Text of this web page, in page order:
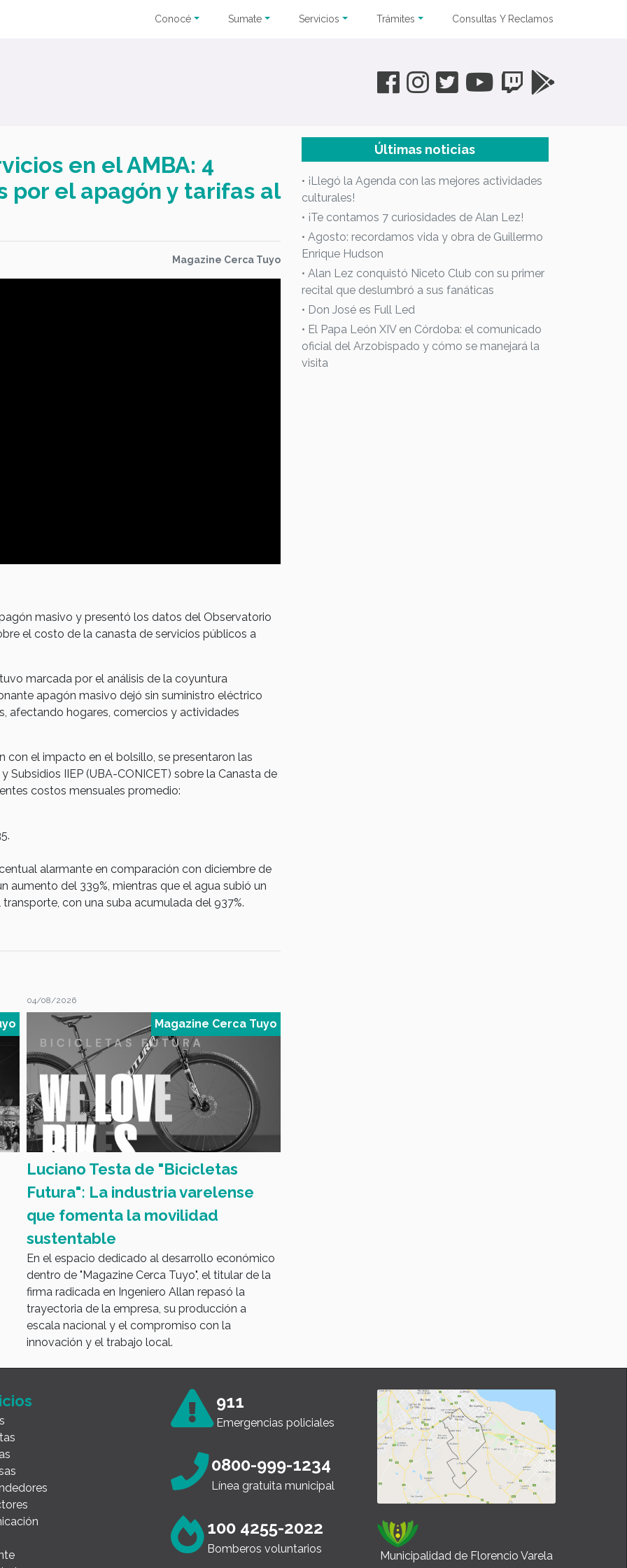
Conocé Sumate Servicios Trámites Consultas Y Reclamos
en el AMBA: 4
por el apagón y tarifas al
Magazine Cerca Tuyo
masivo y presentó los datos del Observatorio
el costo de la canasta de servicios públicos a
marcada por el análisis de la coyuntura
apagón masivo dejó sin suministro eléctrico
afectando hogares, comercios y actividades
con el impacto en el bolsillo, se presentaron las
IIEP (UBA-CONICET) sobre la Canasta de
costos mensuales promedio:
alarmante en comparación con diciembre de
aumento del 339%, mientras que el agua subió un
con una suba acumulada del 937%.
04/08/2026
Magazine Cerca Tuyo
Luciano Testa de "Bicicletas
Futura": La industria varelense
que fomenta la movilidad
sustentable
En el espacio dedicado al desarrollo económico
dentro de "Magazine Cerca Tuyo", el titular de la
firma radicada en Ingeniero Allan repasó la
trayectoria de la empresa, su producción a
escala nacional y el compromiso con la
innovación y el trabajo local.
Últimas noticias
• ¡Llegó la Agenda con las mejores actividades
culturales!
• ¡Te contamos 7 curiosidades de Alan Lez!
• Agosto: recordamos vida y obra de Guillermo
Enrique Hudson
• Alan Lez conquistó Niceto Club con su primer
recital que deslumbró a sus fanáticas
• Don José es Full Led
• El Papa León XIV en Córdoba: el comunicado
oficial del Arzobispado y cómo se manejará la
visita
911
Emergencias policiales
0800-999-1234
Línea gratuita municipal
100 4255-2022
Bomberos voluntarios
Municipalidad de Florencio Varela